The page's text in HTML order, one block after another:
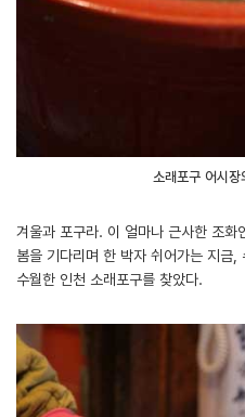
소래포구 어시
겨울과 포구라. 이 얼마나 근사한 조
봄을 기다리며 한 박자 쉬어가는 지금,
수월한 인천 소래포구를 찾았다.